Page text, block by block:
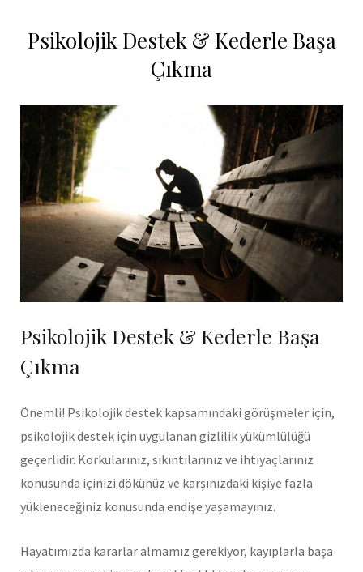
Psikolojik Destek & Kederle Başa
Çıkma
Psikolojik Destek & Kederle Başa
Çıkma
Önemli! Psikolojik destek kapsamındaki görüşmeler için,
psikolojik destek için uygulanan gizlilik yükümlülüğü
geçerlidir. Korkularınız, sıkıntılarınız ve ihtiyaçlarınız
konusunda içinizi dökünüz ve karşınızdaki kişiye fazla
yükleneceğiniz konusunda endişe yaşamayınız.
Hayatımızda kararlar almamız gerekiyor, kayıplarla başa